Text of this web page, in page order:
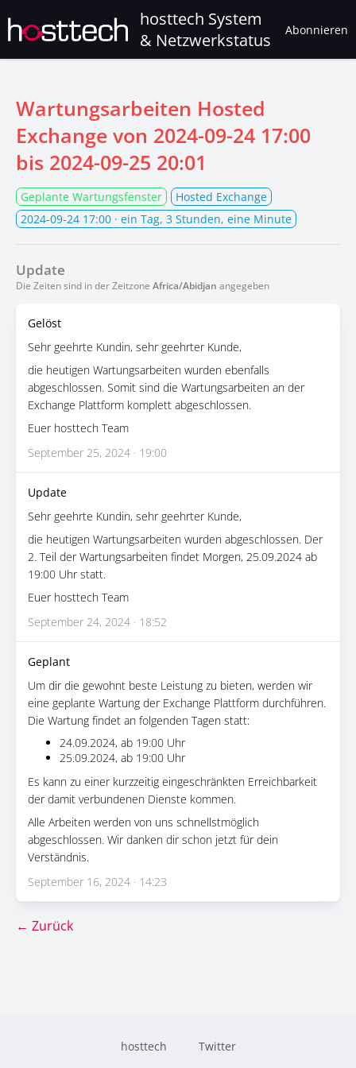
hosttech System
& Netzwerkstatus
Abonnieren
Wartungsarbeiten Hosted
Exchange von 2024-09-24 17:00
bis 2024-09-25 20:01
Geplante Wartungsfenster
Hosted Exchange
2024-09-24 17:00 · ein Tag, 3 Stunden, eine Minute
Update
Die Zeiten sind in der Zeitzone Africa/Abidjan angegeben
Gelöst
Sehr geehrte Kundin, sehr geehrter Kunde,
die heutigen Wartungsarbeiten wurden ebenfalls
abgeschlossen. Somit sind die Wartungsarbeiten an der
Exchange Plattform komplett abgeschlossen.
Euer hosttech Team
September 25, 2024 · 19:00
Update
Sehr geehrte Kundin, sehr geehrter Kunde,
die heutigen Wartungsarbeiten wurden abgeschlossen. Der
2. Teil der Wartungsarbeiten findet Morgen, 25.09.2024 ab
19:00 Uhr statt.
Euer hosttech Team
September 24, 2024 · 18:52
Geplant
Um dir die gewohnt beste Leistung zu bieten, werden wir
eine geplante Wartung der Exchange Plattform durchführen.
Die Wartung findet an folgenden Tagen statt:
24.09.2024, ab 19:00 Uhr
25.09.2024, ab 19:00 Uhr
Es kann zu einer kurzzeitig eingeschränkten Erreichbarkeit
der damit verbundenen Dienste kommen.
Alle Arbeiten werden von uns schnellstmöglich
abgeschlossen. Wir danken dir schon jetzt für dein
Verständnis.
September 16, 2024 · 14:23
← Zurück
hosttech Twitter